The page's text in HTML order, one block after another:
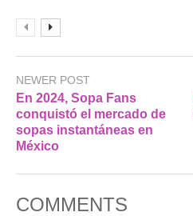
NEWER POST
En 2024, Sopa Fans
conquistó el mercado de
sopas instantáneas en
México
COMMENTS